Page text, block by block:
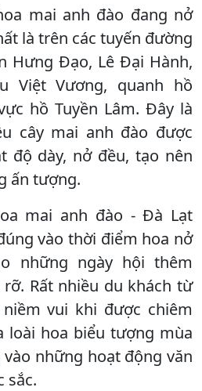
mai anh đào đang nở
là trên các tuyến đường
Hưng Đạo, Lê Đại Hành,
Việt Vương, quanh hồ
hồ Tuyền Lâm. Đây là
cây mai anh đào được
độ dày, nở đều, tạo nên
ấn tượng.
mai anh đào - Đà Lạt
vào thời điểm hoa nở
những ngày hội thêm
Rất nhiều du khách từ
vui khi được chiêm
loài hoa biểu tượng mùa
những hoạt động văn
sắc.